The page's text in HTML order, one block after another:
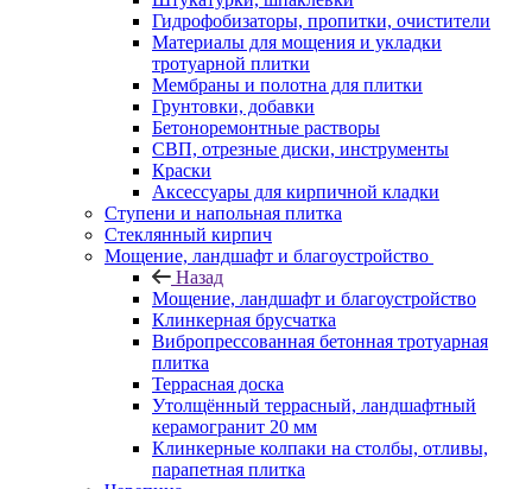
Гидрофобизаторы, пропитки, очистители
Материалы для мощения и укладки
тротуарной плитки
Мембраны и полотна для плитки
Грунтовки, добавки
Бетоноремонтные растворы
СВП, отрезные диски, инструменты
Краски
Аксессуары для кирпичной кладки
Ступени и напольная плитка
Cтеклянный кирпич
Мощение, ландшафт и благоустройство
Назад
Мощение, ландшафт и благоустройство
Клинкерная брусчатка
Вибропрессованная бетонная тротуарная
плитка
Террасная доска
Утолщённый террасный, ландшафтный
керамогранит 20 мм
Клинкерные колпаки на столбы, отливы,
парапетная плитка